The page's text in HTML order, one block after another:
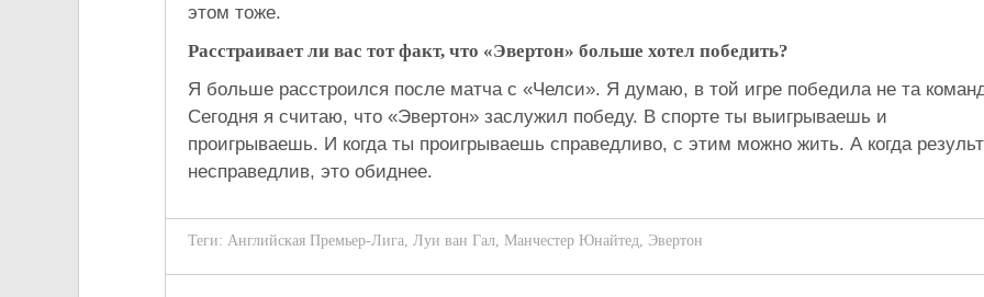
этом тоже.
Расстраивает ли вас тот факт, что «Эвертон» больше хотел победить?
Я больше расстроился после матча с «Челси». Я думаю, в той игре победила не та
Сегодня я считаю, что «Эвертон» заслужил победу. В спорте ты выигрываешь и
проигрываешь. И когда ты проигрываешь справедливо, с этим можно жить. А когда
несправедлив, это обиднее.
Теги: Английская Премьер-Лига, Луи ван Гал, Манчестер Юнайтед, Эвертон